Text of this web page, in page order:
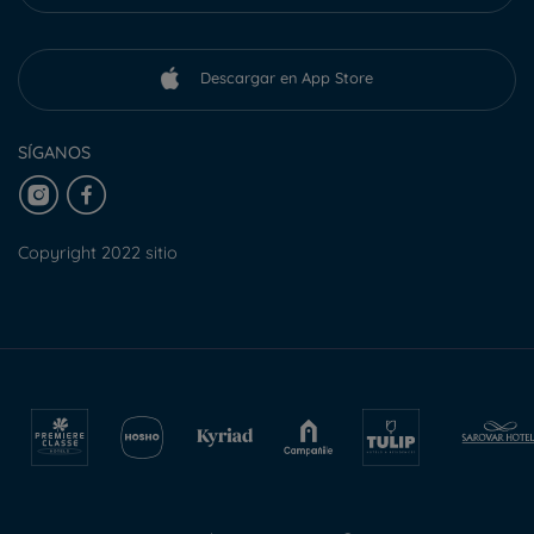
Descargar en App Store
SÍGANOS
Copyright 2022 sitio